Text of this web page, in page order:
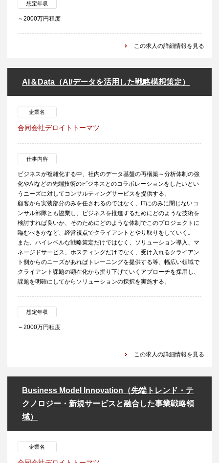
想定年収
～2000万円程度
この求人の詳細情報を見る
AI＆Data（AI/データを活用した戦略構想策定）
企業名
合同会社デロイトトーマツ
仕事内容
ビジネスが複雑化する中、社内のデータ基盤の再構築～分析体制の強
化やAIなどの先端技術のビジネスとのコラボレーションをしたいとい
うニーズに対してコンサルティングサービスを提供する。
顧客から実装部分のみを任されるのではなく、ITにのみに閉じないコ
ンサル部隊とも協業し、ビジネスを推進するためにどのような技術を
検討すれば良いか、そのためにどのような体制でこのプロジェクトに
臨むべきかなど、経営視点でクライアントとやり取りをしていく。
また、ハイレベルな戦略策定だけではなく、ソリューション導入、マ
ネージドサービス、ホスティングだけでなく、受け入れるクライアン
ト側からのニーズがあればトレーニングを提供する等、幅広い領域で
クライアント課題の顕在化から掘り下げていくアプローチを採用し、
課題を明確にしてからソリューションの採択を実施する。
想定年収
～2000万円程度
この求人の詳細情報を見る
Business Model Innovation（先端トレンド・テ
クノロジー・新規サービスと融合した事業戦略領
域）
企業名